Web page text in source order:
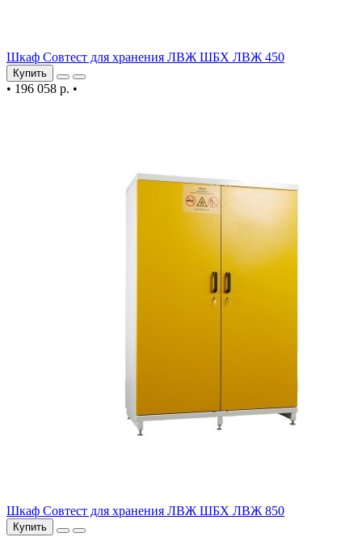
Шкаф Совтест для хранения ЛВЖ ШБХ ЛВЖ 450
Купить
• 196 058 р. •
Шкаф Совтест для хранения ЛВЖ ШБХ ЛВЖ 850
Купить